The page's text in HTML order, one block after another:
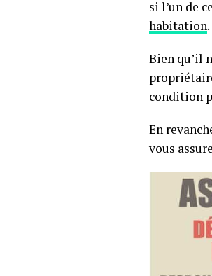
si l’un de
habitation.
Bien qu’il
condition
En
vous